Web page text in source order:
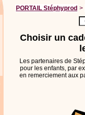
PORTAIL Stéphyprod >
Choisir un
Les partenaires de
pour les enfants, par
en remerciement aux